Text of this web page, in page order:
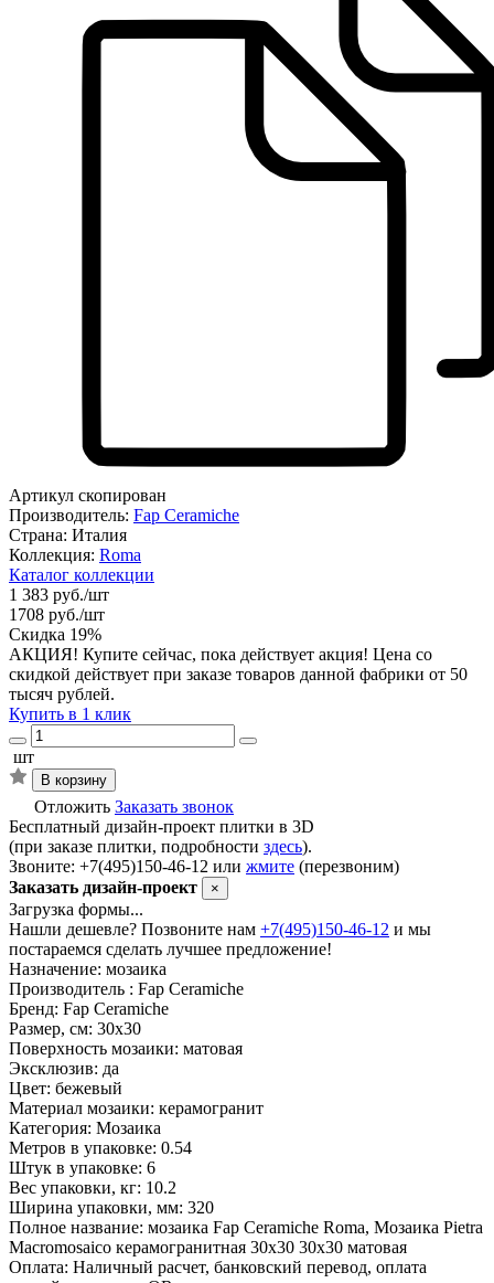
Артикул скопирован
Производитель: Fap Ceramiche
Страна: Италия
Коллекция: Roma
Каталог коллекции
1 383 руб./шт
1708 руб./шт
Скидка 19%
АКЦИЯ! Купите сейчас, пока действует акция! Цена со
скидкой действует при заказе товаров данной фабрики от 50
тысяч рублей.
Купить в 1 клик
шт
В корзину
Отложить Заказать звонок
Бесплатный дизайн-проект плитки в 3D
(при заказе плитки, подробности здесь).
Звоните: +7(495)150-46-12 или жмите (перезвоним)
Заказать дизайн-проект
×
Загрузка формы...
Нашли дешевле? Позвоните нам +7(495)150-46-12 и мы
постараемся сделать лучшее предложение!
Назначение: мозаика
Производитель : Fap Ceramiche
Бренд: Fap Ceramiche
Размер, см: 30х30
Поверхность мозаики: матовая
Эксклюзив: да
Цвет: бежевый
Материал мозаики: керамогранит
Категория: Мозаика
Метров в упаковке: 0.54
Штук в упаковке: 6
Вес упаковки, кг: 10.2
Ширина упаковки, мм: 320
Полное название: мозаика Fap Ceramiche Roma, Мозаика Pietra
Macromosaico керамогранитная 30х30 30х30 матовая
Оплата: Наличный расчет, банковский перевод, оплата